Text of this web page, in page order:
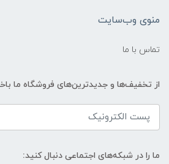
منوی وب‌سایت
تماس با ما
از تخفیف‌ها و جدیدترین‌های فروشگاه ما
ما را در شبکه‌های اجتماعی دنبال کنید: